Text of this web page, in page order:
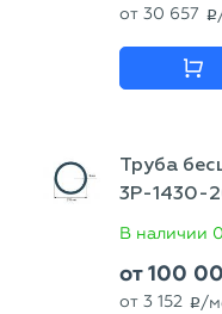
от 30 657 p
Труба
3Р-1430-
В наличии
от100
от 3 152 p /